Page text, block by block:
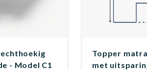
- Model C1
Topper
met